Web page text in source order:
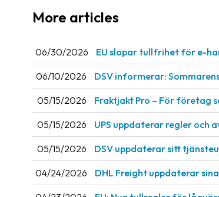
More articles
06/30/2026 EU slopar tullfrihet för e-
06/10/2026 DSV informerar:
05/15/2026 Fraktjakt Pro – För företag
05/15/2026 UPS uppdaterar regler
05/15/2026 DSV uppdaterar sitt
04/24/2026 DHL Freight uppdaterar